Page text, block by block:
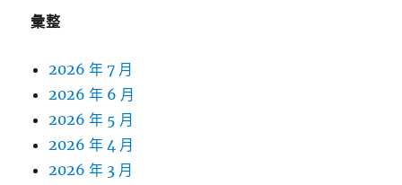
彙整
2026 年 7 月
2026 年 6 月
2026 年 5 月
2026 年 4 月
2026 年 3 月